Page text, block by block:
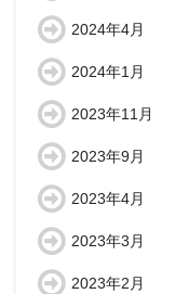
2024年4月
2024年1月
2023年11月
2023年9月
2023年4月
2023年3月
2023年2月